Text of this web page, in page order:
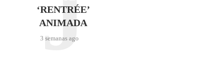
‘RENTRÉE’
ANIMADA
3 semanas ago